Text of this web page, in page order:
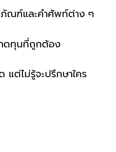
ณฑ์และคำศัพท์ต่าง ๆ
ดทุนที่ถูกต้อง
แต่ไม่รู้จะปรึกษาใคร